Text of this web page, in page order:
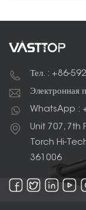
Тел. : +86-
WhatsApp :
Unit 707, 7th
Torch Hi-
361006